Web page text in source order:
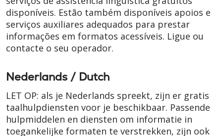
disponíveis. Estão também disponíveis apoios e
serviços auxiliares adequados para prestar
informações em formatos acessíveis. Ligue ou
contacte o seu operador.
Nederlands / Dutch
LET OP: als je Nederlands spreekt, zijn er gratis
taalhulpdiensten voor je beschikbaar. Passende
hulpmiddelen en diensten om informatie in
toegankelijke formaten te verstrekken, zijn ook